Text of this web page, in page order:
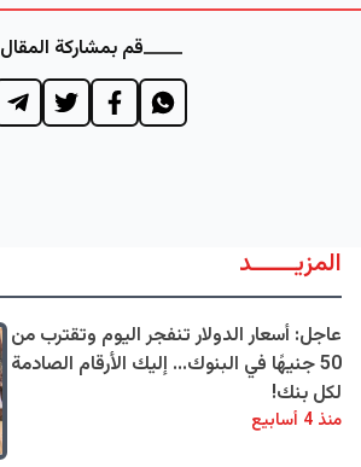
قم بمشاركة المقال
المزيــــــد
عاجل: أسعار الدولار تنفجر اليوم وتقترب من
50 جنيهًا في البنوك... إليك الأرقام الصادمة
لكل بنك!
منذ 4 أسابيع